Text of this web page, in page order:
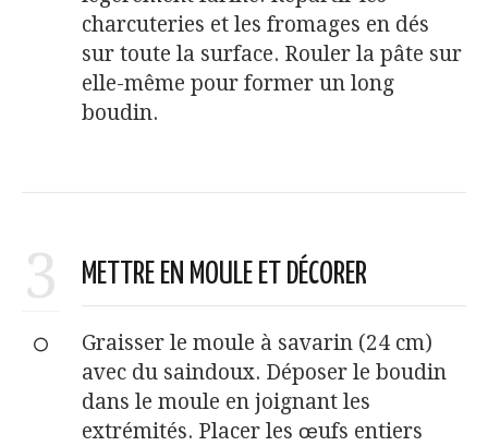
charcuteries et les fromages en dés
sur toute la surface. Rouler la pâte sur
elle-même pour former un long
boudin.
3 METTRE EN MOULE ET DÉCORER
Graisser le moule à savarin (24 cm)
avec du saindoux. Déposer le boudin
dans le moule en joignant les
extrémités. Placer les œufs entiers